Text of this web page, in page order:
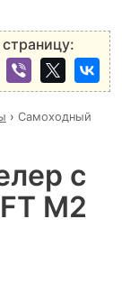
› Самоходный
с
M2